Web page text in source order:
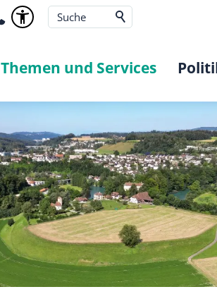
Themen und Services